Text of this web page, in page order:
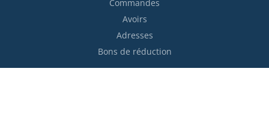
Commandes
Avoirs
Adresses
Bons de réduction